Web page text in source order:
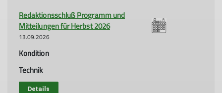
Redaktionsschluß Programm und
Mitteilungen für Herbst 2026
13.09.2026
Kondition
Technik
Details